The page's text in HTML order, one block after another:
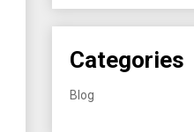
Categories
Blog